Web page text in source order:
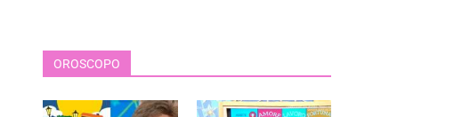
OROSCOPO